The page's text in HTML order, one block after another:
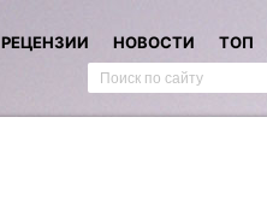
РЕЦЕНЗИИ НОВОСТИ ТОП